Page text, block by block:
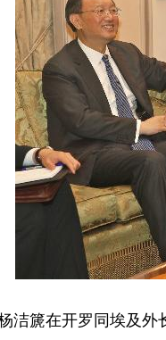
篪在开罗同埃及外